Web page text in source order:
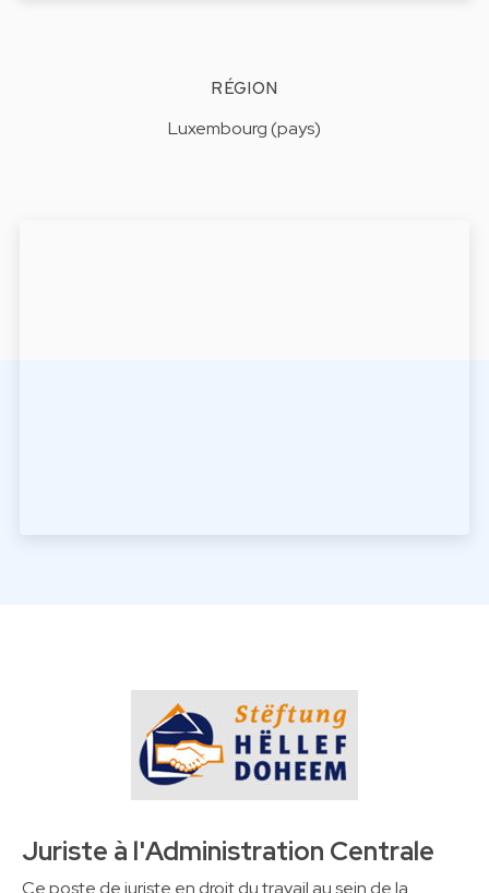
RÉGION
Luxembourg (pays)
Juriste à l'Administration Centrale
Ce poste de juriste en droit du travail au sein de la